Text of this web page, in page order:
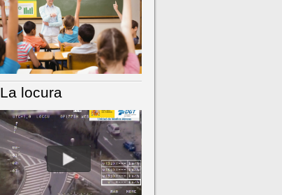
NÚMERO ACTUAL HEMEROTECA
La locura